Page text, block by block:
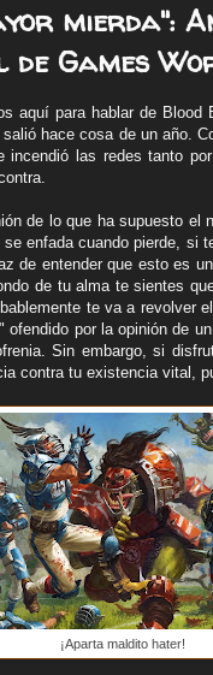
mierda":
Games
aquí para hablar de
hace cosa de un año.
incendió las redes tanto
de lo que ha supuesto el
enfada cuando pierde, si
de entender que esto es
de tu alma te sientes
te va a revolver
por la opinión de
Sin embargo, si
contra tu existencia vital,
¡Aparta maldito hater!